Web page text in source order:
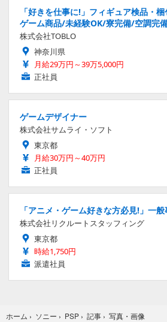
「好きを仕事に!」フィギュア検品・
ゲーム商品/未経験OK/寮完備/空調完
株式会社TOBLO
神奈川県
月給29万円～39万5,000円
正社員
ゲームデザイナー
株式会社サムライ・ソフト
東京都
月給30万円～40万円
正社員
「アニメ・ゲーム好きな方必見!」一
株式会社リクルートスタッフィング
東京都
時給1,750円
派遣社員
ホーム › ソニー › PSP › 記事 › 写真・画像